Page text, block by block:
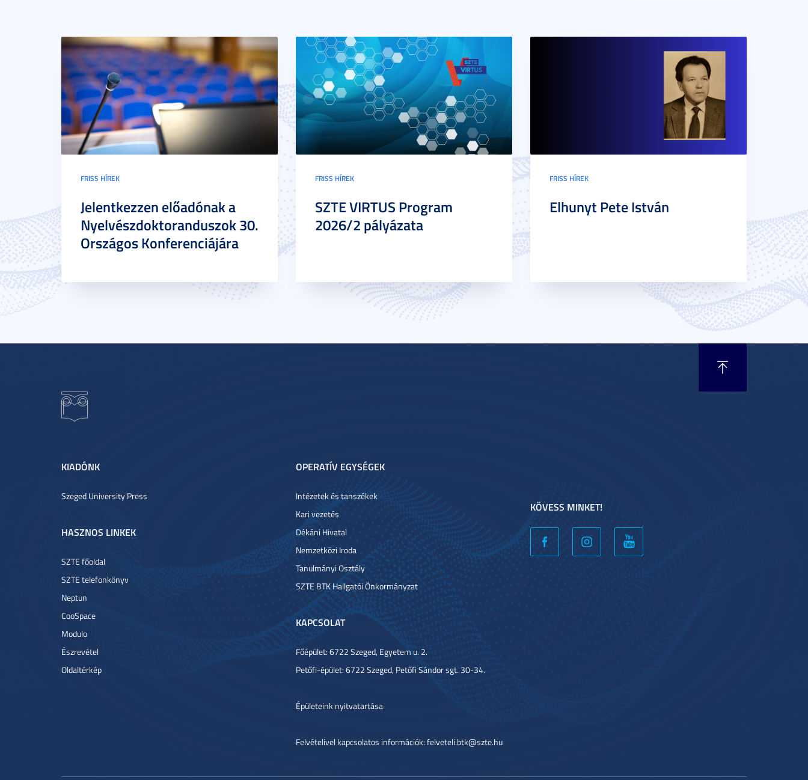
FRISS HÍREK
Jelentkezzen előadónak a
Nyelvészdoktoranduszok 30.
Országos Konferenciájára
FRISS HÍREK
SZTE VIRTUS Program
2026/2 pályázata
FRISS HÍREK
Elhunyt Pete István
KIADÓNK
Szeged University Press
HASZNOS LINKEK
SZTE főoldal
SZTE telefonkönyv
Neptun
CooSpace
Modulo
Észrevétel
Oldaltérkép
OPERATÍV EGYSÉGEK
Intézetek és tanszékek
Kari vezetés
Dékáni Hivatal
Nemzetközi Iroda
Tanulmányi Osztály
SZTE BTK Hallgatói Önkormányzat
KAPCSOLAT
Főépület: 6722 Szeged, Egyetem u. 2.
Petőfi-épület: 6722 Szeged, Petőfi Sándor sgt. 30-34.
Épületeink nyitvatartása
Felvételivel kapcsolatos információk: felveteli.btk@szte.hu
KÖVESS MINKET!